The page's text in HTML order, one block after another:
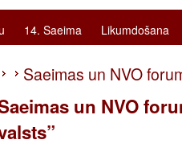
14. Saeima Likumdošana
Saeimas un NVO
un NVO